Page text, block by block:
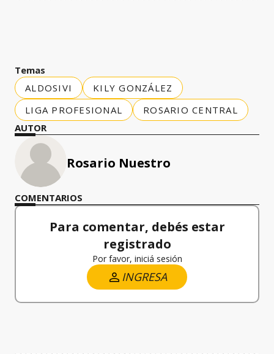
Temas
ALDOSIVI
KILY GONZÁLEZ
LIGA PROFESIONAL
ROSARIO CENTRAL
AUTOR
Rosario Nuestro
COMENTARIOS
Para comentar, debés estar
registrado
Por favor, iniciá sesión
INGRESA